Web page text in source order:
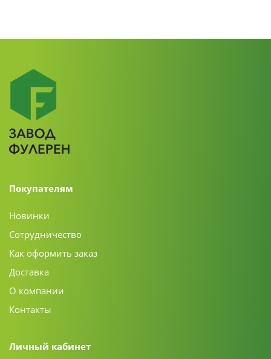
Покупателям
Новинки
Сотрудничество
Как оформить заказ
Доставка
О компании
Контакты
Личный кабинет